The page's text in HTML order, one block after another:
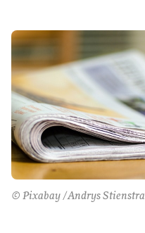
© Pixabay /Andrys Stienstra